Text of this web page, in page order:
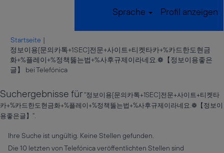
Sprache Profil anzeigen
Startseite |
정보이용[문의카톡+1SEC]전문+사이트+티켓타카+%카드한도현금
화+%플레이+%정책뚫는법+%사후규제이라네요.❁【정보이용좋은
글】 bei Telefónica(aktuelle
Suchergebnisse für"정보이용[문의카톡+1SEC]전문+사이트+티켓타
카+%카드한도현금화+%플레이+%정책뚫는법+%사후규제이라네요.❁【정보이
용좋은글】".
Ihre Suche ist ungültig. Keine Stellen gefunden.
Die 10 letzten von Telefónica veröffentlichten Stellen sind